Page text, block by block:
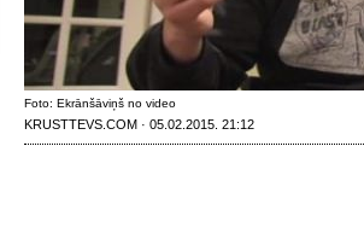
Foto: Ekrānšāviņš no video
KRUSTTEVS.COM · 05.02.2015. 21:12